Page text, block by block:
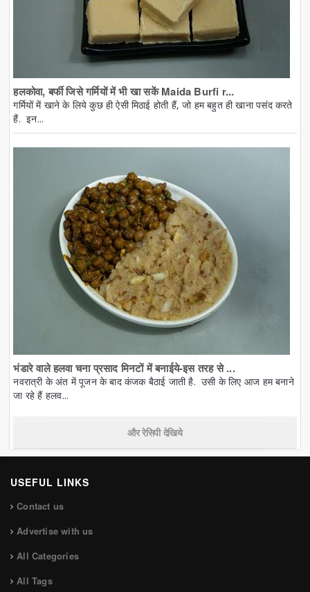
हलकोवा, बर्फी जिसे गर्मियों में भी खा सकें Maida Burfi r...
गर्मियों में खाने के लिये कुछ ही ऐसी मिठाई होती हैं, जो हम बहुत ही खाना पसंद करते
हैं. इन...
भंडारे वाले हलवा चना प्रसाद मिनटों में बनाईये-इस तरह से ...
नवरात्री के अंत में पूजन के बाद कंजक बैठाई जाती है. उसी के लिए आज हम बनाने
जा रहे हैं हलव...
और रेसिपी देखिये
USEFUL LINKS
Contact us
Advertise with us
All Categories
All Tags